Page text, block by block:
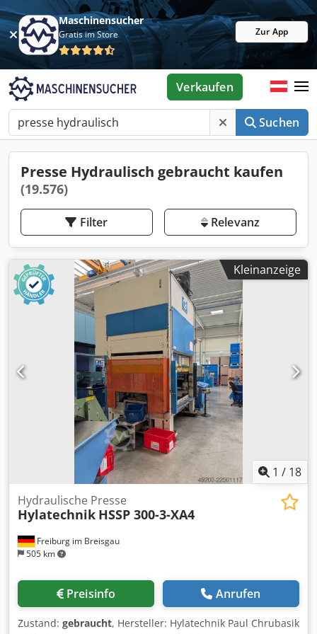
Maschinensucher
Gratis im Store Zur App
Suchen
Verkaufen
Presse Hydraulisch gebraucht kaufen
(19.576)
Filter Relevanz
Kleinanzeige
1 / 18
Freiburg im Breisgau
505 km
Hydraulische Presse
Hylatechnik HSSP 300-3-XA4
Preisinfo Anrufen
Zustand: gebraucht, Hersteller: Hylatechnik Paul Chrubasik